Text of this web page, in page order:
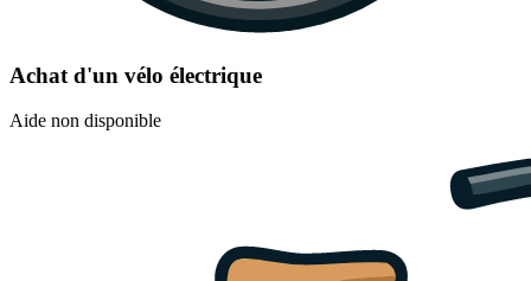
Achat d'un vélo électrique
Aide non disponible